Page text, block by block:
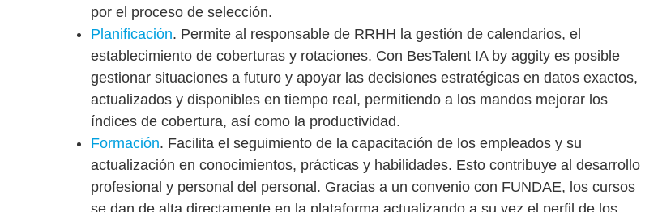
por el proceso de selección.
Planificación. Permite al responsable de RRHH la gestión de calendarios, el
establecimiento de coberturas y rotaciones. Con BesTalent IA by aggity es posible
gestionar situaciones a futuro y apoyar las decisiones estratégicas en datos exactos,
actualizados y disponibles en tiempo real, permitiendo a los mandos mejorar los
índices de cobertura, así como la productividad.
Formación. Facilita el seguimiento de la capacitación de los empleados y su
actualización en conocimientos, prácticas y habilidades. Esto contribuye al desarrollo
profesional y personal del personal. Gracias a un convenio con FUNDAE, los cursos
se dan de alta directamente en la plataforma actualizando a su vez el perfil de los